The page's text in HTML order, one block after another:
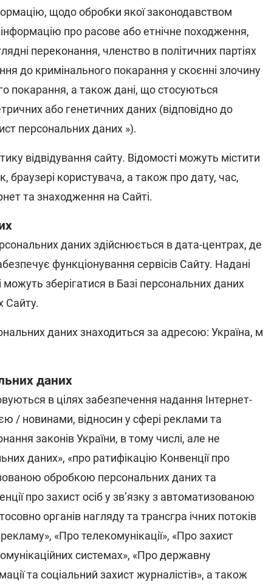
щодо обробки якої законодавством
про расове або етнічне походження,
переконання, членство в політичних партіях
до кримінального покарання у скоєнні злочину
покарання, а також дані, що стосуються
або генетичних даних (відповідно до
персональних даних »).
відвідування сайту. Відомості можуть містити
браузері користувача, а також про дату, час,
та знаходження на Сайті.
даних здійснюється в дата-центрах, де
функціонування сервісів Сайту. Надані
зберігатися в Базі персональних даних
Сайту.
даних знаходиться за адресою: Україна, м
даних
в цілях забезпечення надання Інтернет-
/ новинами, відносин у сфері реклами та
законів України, в тому числі, але не
даних», «про ратифікацію Конвенції про
обробкою персональних даних та
про захист осіб у зв’язку з автоматизованою
органів нагляду та трансгра ічних потоків
«Про телекомунікації», «Про захист
системах», «Про державну
та соціальний захист журналістів», а також